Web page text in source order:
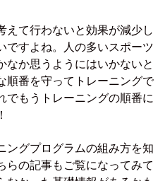
えて行わないと効果が減少し
ですよね。人の多いスポーツ
なか思うようにはいかないと
順番を守ってトレーニングで
でもうトレーニングの順番に
ングプログラムの組み方を知
らの記事もご覧になってみて